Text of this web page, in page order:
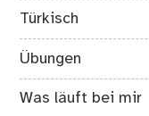
Türkisch
Übungen
Was läuft bei mir